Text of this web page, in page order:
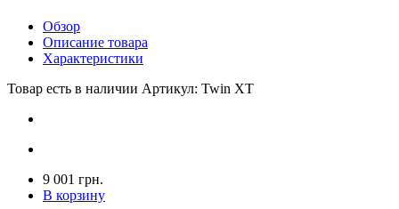
Обзор
Описание товара
Характеристики
Товар есть в наличии Артикул: Twin XT
9 001 грн.
В корзину